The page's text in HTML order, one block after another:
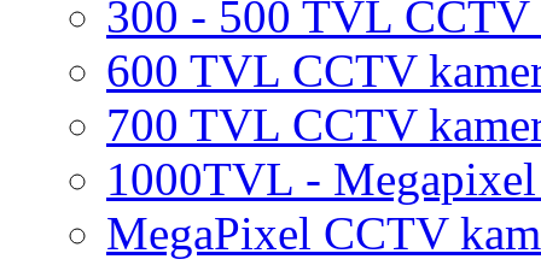
300 - 500 TVL CCTV
600 TVL CCTV
700 TVL CCTV
1000TVL -
MegaPixel CCTV